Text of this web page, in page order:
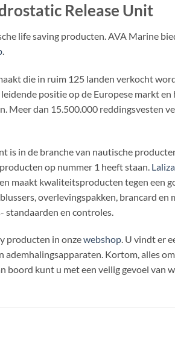
Release Unit
life saving producten. AVA Marine
.
die in ruim 125 landen verkocht
positie op de Europese markt en
Meer dan 15.500.000 reddingsvesten
is in de branche van nautische
op nummer 1 heeft staan.
maakt kwaliteitsproducten tegen een
overlevingspakken, brancard en
standaarden en controles.
producten in onzewebshop. U vindt er
Kortom, alles
boord kunt u met een veilig gevoel van